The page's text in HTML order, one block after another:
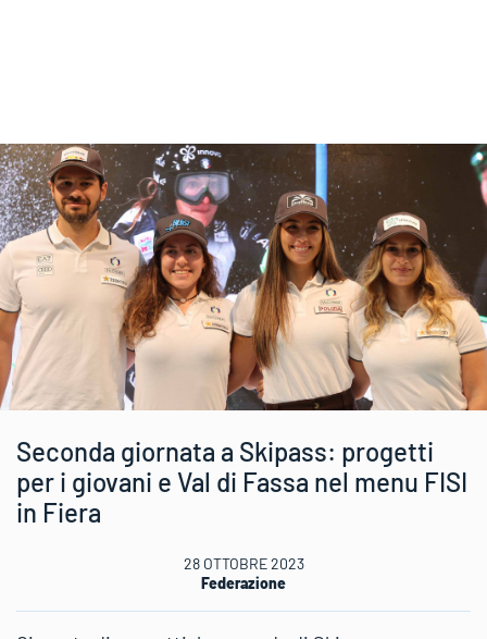
Seconda giornata a Skipass: progetti
per i giovani e Val di Fassa nel menu FISI
in Fiera
28 OTTOBRE 2023
Federazione